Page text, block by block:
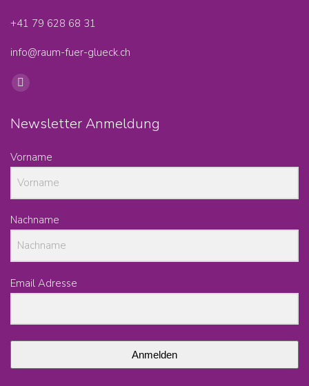
+41 79 628 68 31‬
info@raum-fuer-glueck.ch
Find us on:
Facebook
opens
new
window
Newsletter Anmeldung
Vorname
Nachname
Email Adresse
Anmelden